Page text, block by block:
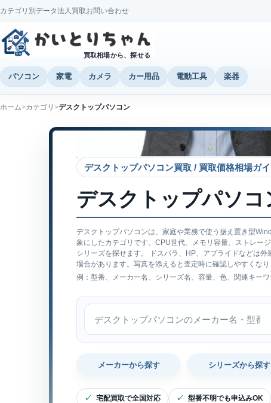
カテゴリ別データ法人買取お問い合わせ
買取相場から、探せる
パソコン 家電 カメラ カー用品 電動工具 楽器
ホーム カテゴリ デスクトップパソコン
デスクトップパソコン買取 / 買取価格相場ガ
デスクトップパソコ
デスクトップパソコンは、家庭や業務で使う据え置き型
象にしたカテゴリです。CPU世代、メモリ容量、ストレー
シリーズを探せます。 ドスパラ、HP、アプライドなどは
場合があります。写真を添えると査定時に確認しやすくなり
例：型番、メーカー名、シリーズ名、容量、色、関連キーワ
デスクトップパソコン内で検索
メーカーから探す シリーズから探す
宅配買取で全国対応 型番不明でも申込みOK